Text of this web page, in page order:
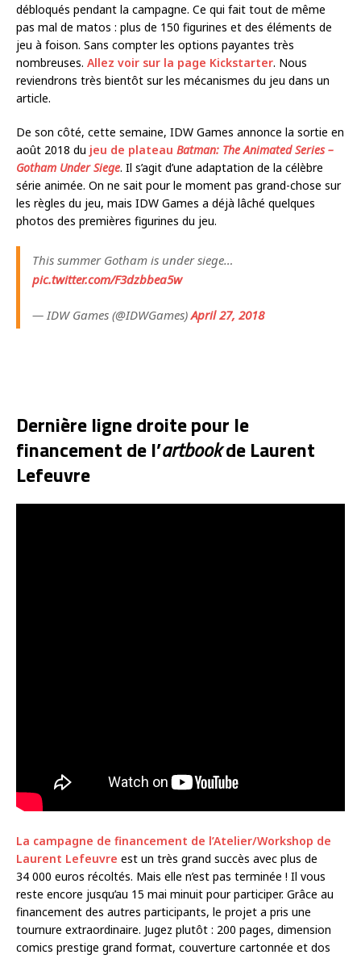
débloqués pendant la campagne. Ce qui fait tout de même
pas mal de matos : plus de 150 figurines et des éléments de
jeu à foison. Sans compter les options payantes très
nombreuses. Allez voir sur la page Kickstarter. Nous
reviendrons très bientôt sur les mécanismes du jeu dans un
article.
De son côté, cette semaine, IDW Games annonce la sortie en
août 2018 du jeu de plateau Batman: The Animated Series –
Gotham Under Siege. Il s’agit d’une adaptation de la célèbre
série animée. On ne sait pour le moment pas grand-chose sur
les règles du jeu, mais IDW Games a déjà lâché quelques
photos des premières figurines du jeu.
This summer Gotham is under siege…
pic.twitter.com/F3dzbbea5w
— IDW Games (@IDWGames)April 27, 2018
Dernière ligne droite pour le
financement de l’artbookde Laurent
Lefeuvre
La campagne de financement de l’Atelier/Workshop de
Laurent Lefeuvre est un très grand succès avec plus de
34 000 euros récoltés. Mais elle n’est pas terminée ! Il vous
reste encore jusqu’au 15 mai minuit pour participer. Grâce au
financement des autres participants, le projet a pris une
tournure extraordinaire. Jugez plutôt : 200 pages, dimension
comics prestige grand format, couverture cartonnée et dos